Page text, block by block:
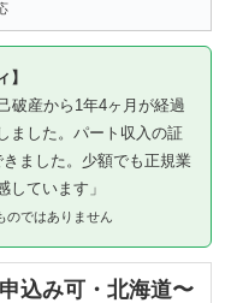
破産から1年4ヶ月が経過
ました。パート収入の証
ました。少額でも正規業
ています」
のではありません
込み可・北海道〜